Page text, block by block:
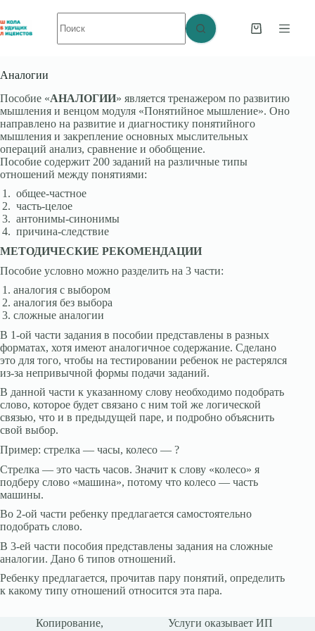
к
сути
не
найдено
Корзина
Аналогии
Пособие «АНАЛОГИИ» является тренажером по развитию
мышления и венцом модуля «Понятийное мышление». Оно
направлено на развитие и диагностику понятийного
мышления и закрепление основных мыслительных
операций анализ, сравнение и обобщение.
Пособие содержит 200 заданий на различные типы
отношений между понятиями:
общее-частное
часть-целое
антонимы-синонимы
причина-следствие
МЕТОДИЧЕСКИЕ РЕКОМЕНДАЦИИ
Пособие условно можно разделить на 3 части:
аналогия с выбором
аналогия без выбора
сложные аналогии
В 1-ой части задания в пособии представлены в разных
форматах, хотя имеют аналогичное содержание. Сделано
это для того, чтобы на тестировании ребенок не растерялся
из-за непривычной формы подачи заданий.
В данной части к указанному слову необходимо подобрать
слово, которое будет связано с ним той же логической
связью, что и в предыдущей паре, и подробно объяснить
свой выбор.
Пример: стрелка — часы, колесо — ?
Стрелка — это часть часов. Значит к слову «колесо» я
подберу слово «машина», потому что колесо — часть
машины.
Во 2-ой части ребенку предлагается самостоятельно
подобрать слово.
В 3-ей части пособия представлены задания на сложные
аналогии. Дано 6 типов отношений.
Ребенку предлагается, прочитав пару понятий, определить
к какому типу отношений относится эта пара.
Копирование,
Услуги оказывает ИП